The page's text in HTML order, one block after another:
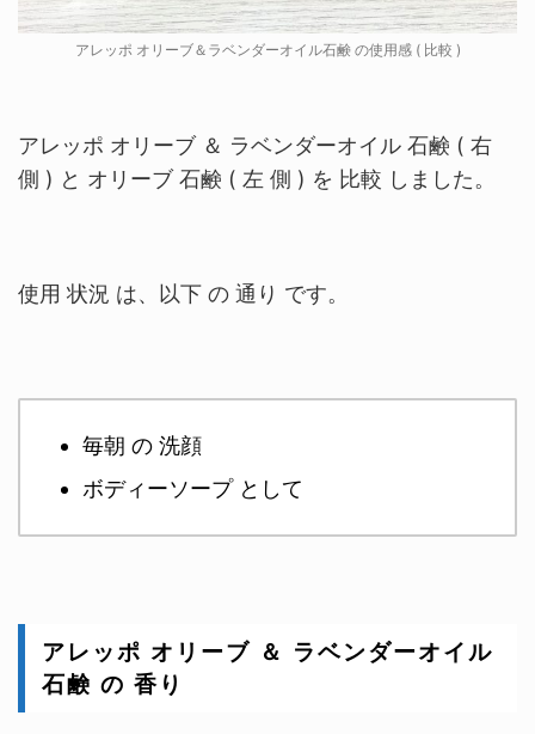
アレッポ オリーブ＆ラベンダーオイル石鹸 の使用感 ( 比較 )
アレッポ オリーブ ＆ ラベンダーオイル 石鹸 ( 右
側 ) と オリーブ 石鹸 ( 左 側 ) を 比較 しました。
使用 状況 は、以下 の 通り です。
毎朝 の 洗顔
ボディーソープ として
アレッポ オリーブ ＆ ラベンダーオイル
石鹸 の 香り